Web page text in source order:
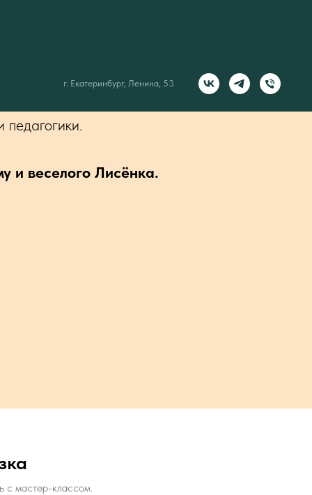
г. Екатеринбург, Ленина, 53
и веселого Лисёнка.
с мастер-классом.